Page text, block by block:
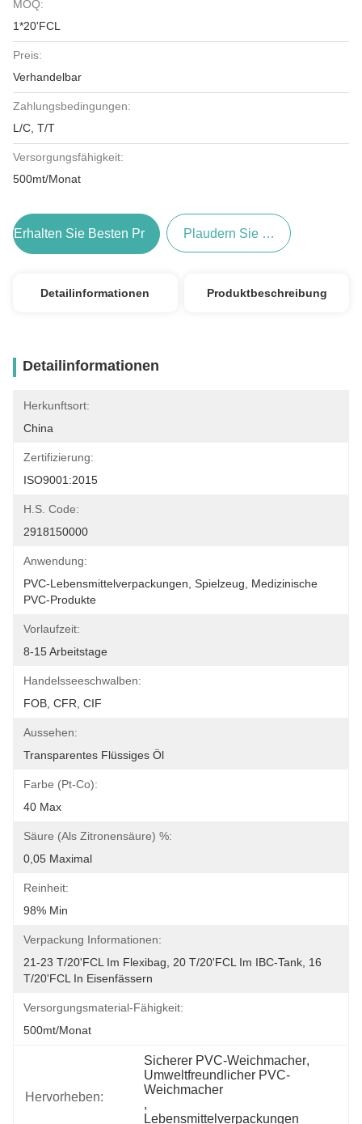
MOQ:
1*20'FCL
Preis:
Verhandelbar
Zahlungsbedingungen:
L/C, T/T
Versorgungsfähigkeit:
500mt/Monat
Plaudern Sie Jetzt
Detailinformationen Produktbeschreibung
Detailinformationen
Herkunftsort:
China
Zertifizierung:
ISO9001:2015
H.S. Code:
2918150000
Anwendung:
PVC-Lebensmittelverpackungen, Spielzeug, Medizinische
PVC-Produkte
Vorlaufzeit:
8-15 Arbeitstage
Handelsseeschwalben:
FOB, CFR, CIF
Aussehen:
Transparentes Flüssiges Öl
Farbe (Pt-Co):
40 Max
Säure (als Zitronensäure) %:
0,05 Maximal
Reinheit:
98% Min
Verpackung Informationen:
21-23 T/20'FCL Im Flexibag, 20 T/20'FCL Im IBC-Tank, 16
T/20'FCL In Eisenfässern
Versorgungsmaterial-Fähigkeit:
500mt/Monat
Hervorheben:
Sicherer PVC-Weichmacher,
Umweltfreundlicher PVC-
Weichmacher
,
Lebensmittelverpackungen